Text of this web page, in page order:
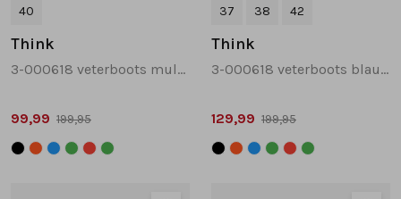
40
Think
3-000618 veterboots multicolor
99,99 199,95
37 38 42
Think
3-000618 veterboots blauw combinatie
129,99 199,95